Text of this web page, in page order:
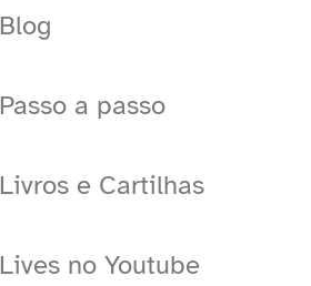
Blog
Passo a passo
Livros e Cartilhas
Lives no Youtube